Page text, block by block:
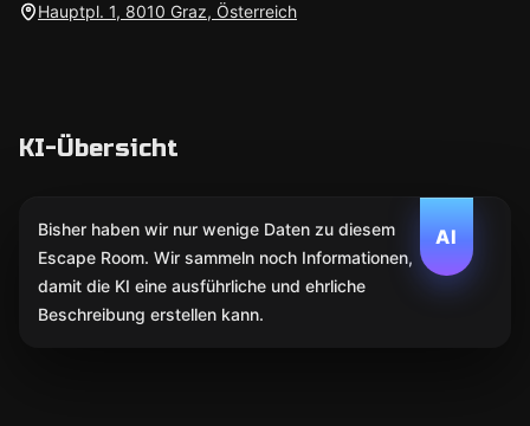
Hauptpl. 1, 8010 Graz, Österreich
KI-Übersicht
AI
Bisher haben wir nur wenige Daten zu diesem
Escape Room. Wir sammeln noch Informationen,
damit die KI eine ausführliche und ehrliche
Beschreibung erstellen kann.